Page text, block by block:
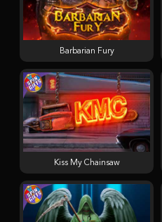
Kiss My Chainsaw
Barbarian Fury